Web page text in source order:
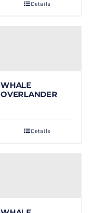
Details
WHALE
OVERLANDER
Details